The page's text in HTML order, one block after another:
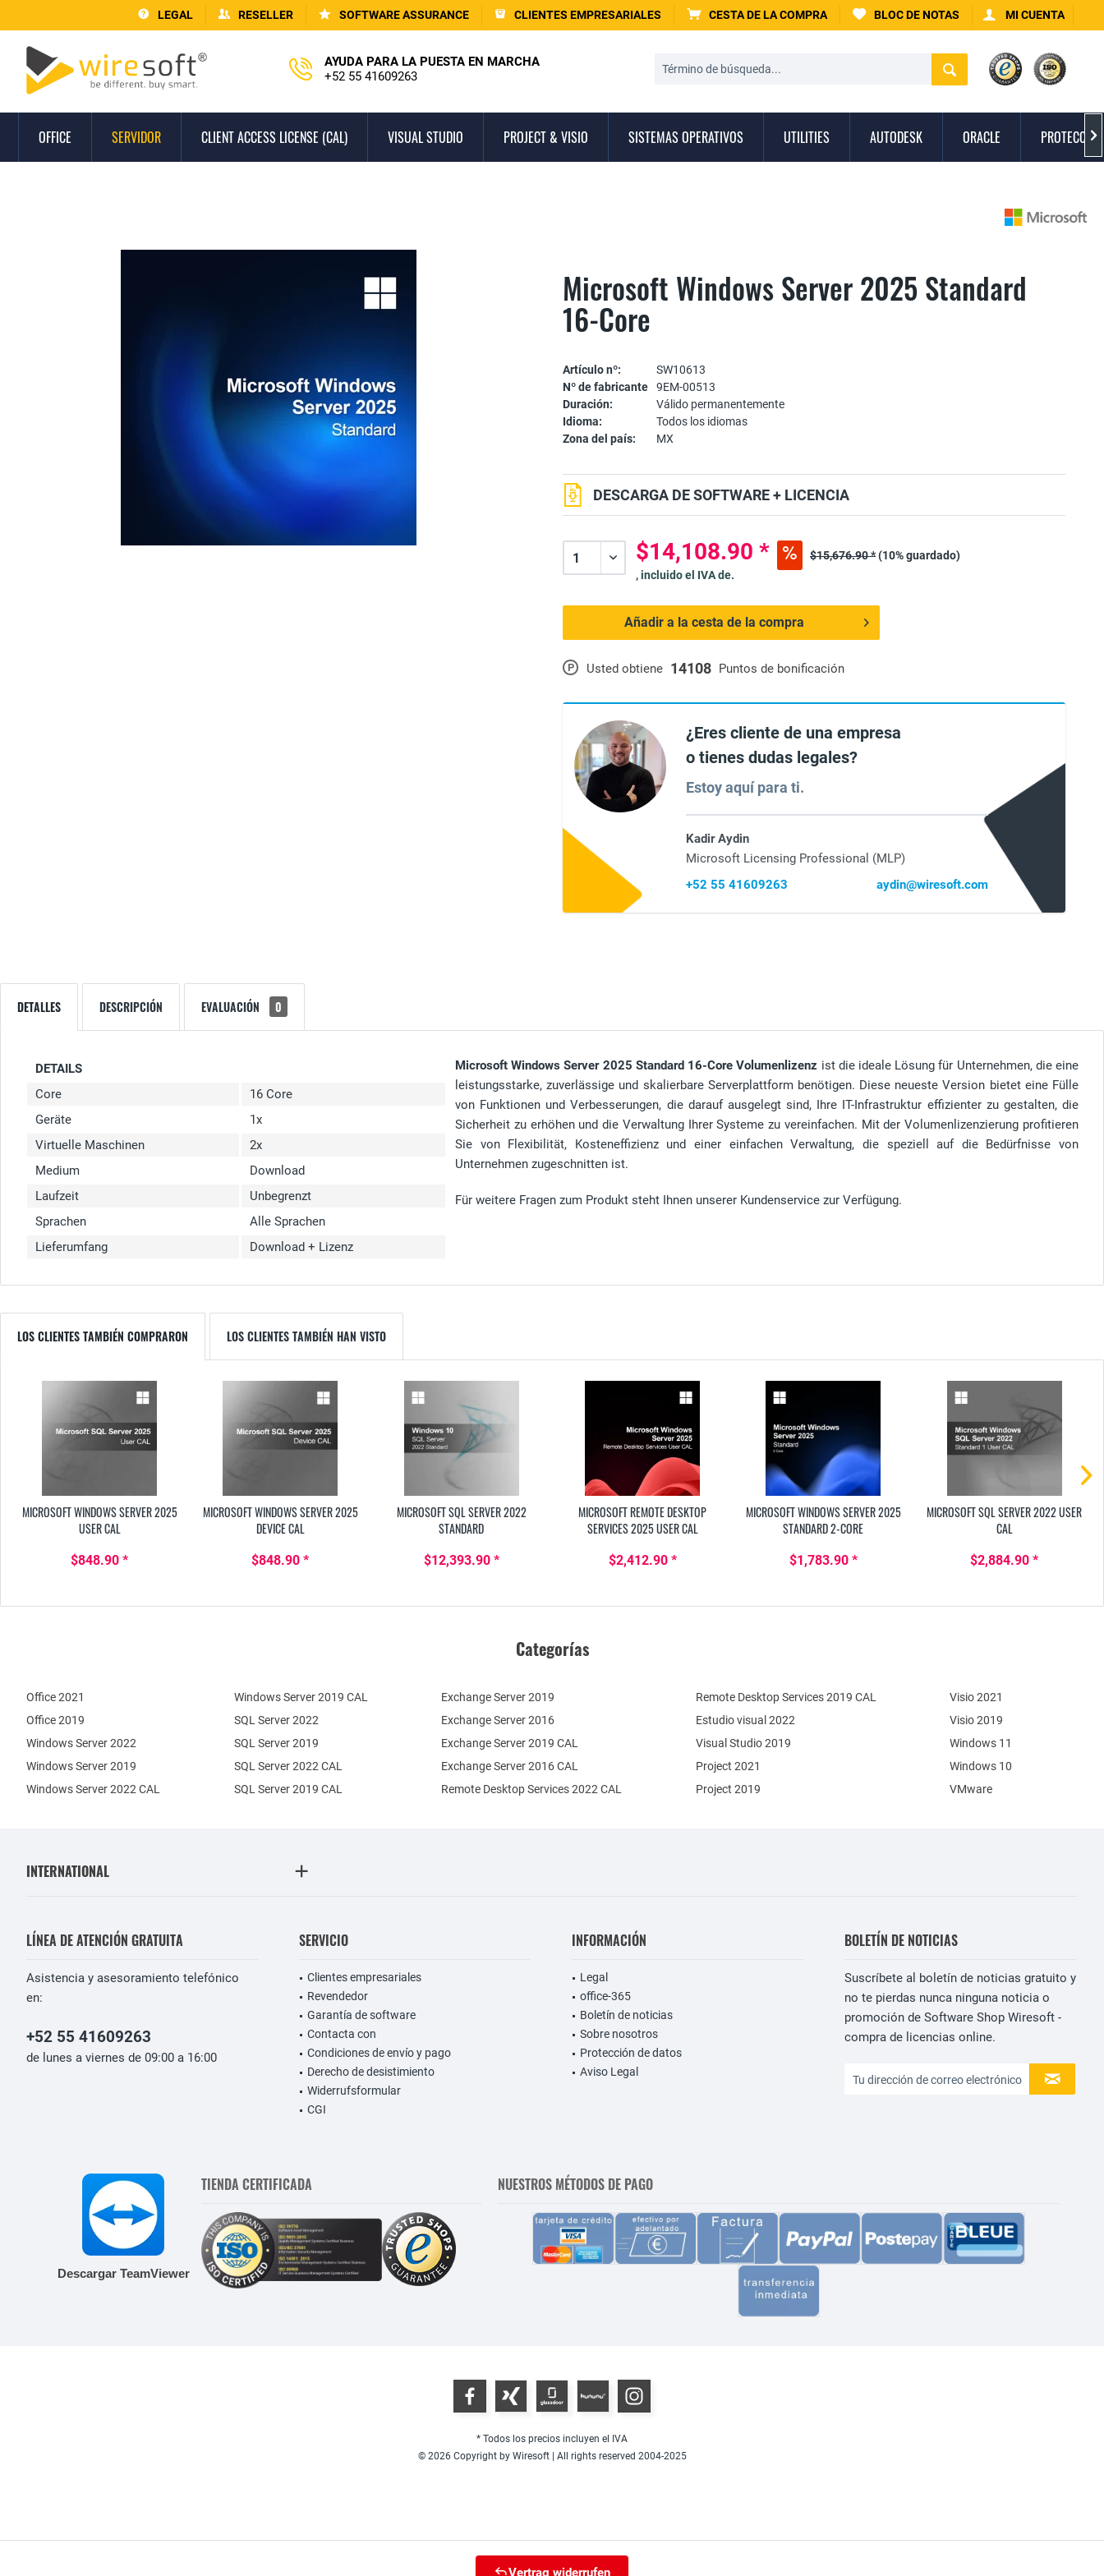
LEGAL RESELLER SOFTWARE ASSURANCE CLIENTES EMPRESARIALES CESTA DE LA COMPRA BLOC DE NOTAS MI CUENTA
AYUDA PARA LA PUESTA EN MARCHA
+52 55 41609263
OFFICE SERVIDOR CLIENT ACCESS LICENSE (CAL) VISUAL STUDIO PROJECT & VISIO SISTEMAS OPERATIVOS UTILITIES AUTODESK ORACLE 
Microsoft Windows Server 2025 Standard
16-Core
Artículo nº:
SW10613
Nº de fabricante
9EM-00513
Duración:
Válido permanentemente
Idioma:
Todos los idiomas
Zona del país:
MX
P Usted obtiene 14108 Puntos de bonificación
DESCARGA DE SOFTWARE + LICENCIA
$14,108.90 * $15,676.90 *(10% guardado)
, incluido el IVA de.
Añadir a la cesta de la compra
¿Eres cliente de una empresa
o tienes dudas legales?
Estoy aquí para ti.
Kadir Aydin
Microsoft Licensing Professional (MLP)
+52 55 41609263
aydin@wiresoft.com
DETALLES DESCRIPCIÓN EVALUACIÓN 0
DETAILS
Core
16 Core
Geräte
1x
Virtuelle Maschinen
2x
Medium
Download
Laufzeit
Unbegrenzt
Sprachen
Alle Sprachen
Lieferumfang
Download + Lizenz
Microsoft Windows Server 2025 Standard 16-Core Volumenlizenz ist die ideale Lösung für Unternehmen, die eine
leistungsstarke, zuverlässige und skalierbare Serverplattform benötigen. Diese neueste Version bietet eine Fülle
von Funktionen und Verbesserungen, die darauf ausgelegt sind, Ihre IT-Infrastruktur effizienter zu gestalten, die
Sicherheit zu erhöhen und die Verwaltung Ihrer Systeme zu vereinfachen. Mit der Volumenlizenzierung profitieren
Sie von Flexibilität, Kosteneffizienz und einer einfachen Verwaltung, die speziell auf die Bedürfnisse von
Unternehmen zugeschnitten ist.
Für weitere Fragen zum Produkt steht Ihnen unserer Kundenservice zur Verfügung.
LOS CLIENTES TAMBIÉN COMPRARON LOS CLIENTES TAMBIÉN HAN VISTO
MICROSOFT WINDOWS SERVER 2025
USER CAL
$848.90 *
MICROSOFT WINDOWS SERVER 2025
DEVICE CAL
$848.90 *
MICROSOFT SQL SERVER 2022
STANDARD
$12,393.90 *
MICROSOFT REMOTE DESKTOP
SERVICES 2025 USER CAL
$2,412.90 *
MICROSOFT WINDOWS SERVER 2025
STANDARD 2-CORE
$1,783.90 *
MICROSOFT SQL SERVER 2022 USER
CAL
$2,884.90 *
Categorías
Office 2021
Office 2019
Windows Server 2022
Windows Server 2019
Exchange Server 2019
Exchange Server 2016
SQL Server 2022
SQL Server 2019
Windows Server 2022 CAL
Windows Server 2019 CAL
SQL Server 2022 CAL
SQL Server 2019 CAL
Remote Desktop Services 2022 CAL
Remote Desktop Services 2019 CAL
Exchange Server 2019 CAL
Exchange Server 2016 CAL
Estudio visual 2022
Visual Studio 2019
Project 2021
Project 2019
Visio 2021
Visio 2019
Windows 11
Windows 10
VMware
INTERNATIONAL
LÍNEA DE ATENCIÓN GRATUITA
Asistencia y asesoramiento telefónico
en:
+52 55 41609263
de lunes a viernes de 09:00 a 16:00
SERVICIO
Clientes empresariales
Revendedor
Garantía de software
Contacta con
Condiciones de envío y pago
Derecho de desistimiento
Widerrufsformular
CGI
INFORMACIÓN
Legal
office-365
Boletín de noticias
Sobre nosotros
Protección de datos
Aviso Legal
BOLETÍN DE NOTICIAS
Suscríbete al boletín de noticias gratuito y
no te pierdas nunca ninguna noticia o
promoción de Software Shop Wiresoft -
compra de licencias online.
Descargar TeamViewer
TIENDA CERTIFICADA NUESTROS MÉTODOS DE PAGO
* Todos los precios incluyen el IVA
© 2026 Copyright by Wiresoft | All rights reserved 2004-2025
Vertrag widerrufen